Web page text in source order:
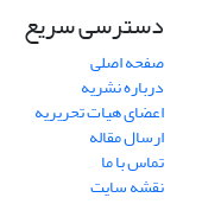
دسترسی سریع
صفحه اصلی
درباره نشریه
اعضای هیات تحریریه
ارسال مقاله
تماس با ما
نقشه سایت